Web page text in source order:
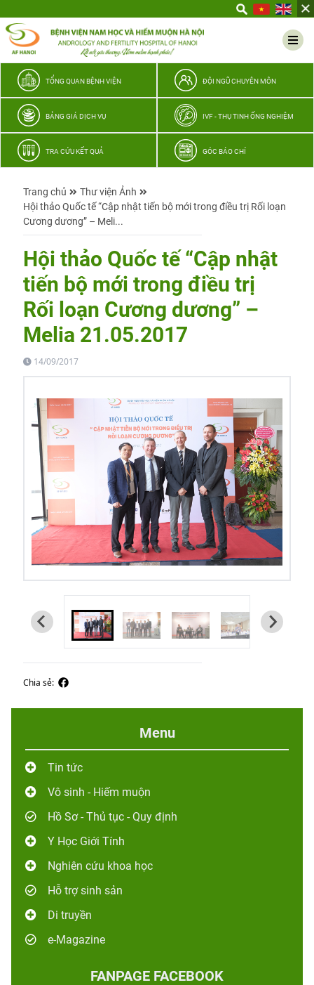
thương
TỔNG QUAN BỆNH VIỆN ĐỘI NGŨ CHUYÊN MÔN
BẢNG GIÁ DỊCH VỤ IVF - THỤ TINH ỐNG NGHIỆM
TRA CỨU KẾT QUẢ GÓC BÁO CHÍ
Trang chủ
Thư viện Ảnh
Hội thảo Quốc tế “Cập nhật tiến bộ mới trong điều trị Rối loạn
Cương dương” – Meli...
Hội thảo Quốc tế “Cập nhật
tiến bộ mới trong điều trị
Rối loạn Cương dương” –
Melia 21.05.2017
14/09/2017
Chia sẻ:
Menu
Tin tức
Vô sinh - Hiếm muộn
Hồ Sơ - Thủ tục - Quy định
Y Học Giới Tính
Nghiên cứu khoa học
Hỗ trợ sinh sản
Di truyền
e-Magazine
FANPAGE FACEBOOK